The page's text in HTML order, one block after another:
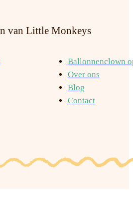
van Little Monkeys
Ballonnenclown
Over ons
Blog
Contact